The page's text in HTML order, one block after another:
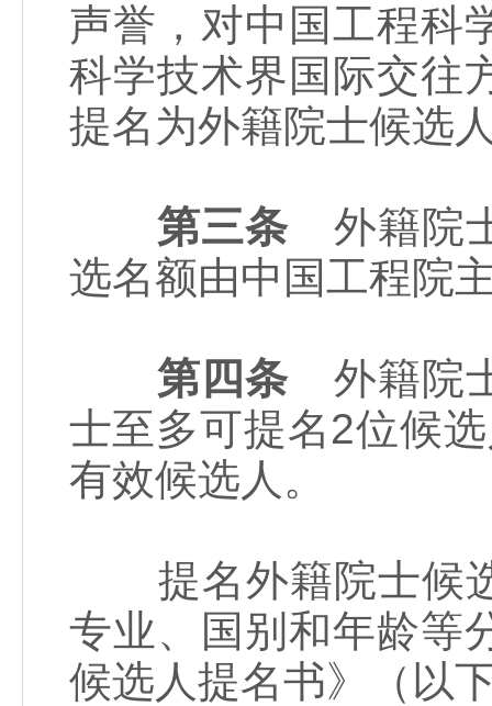
声誉，对中国工程科
科学技术界国际交往
提名为外籍院士候选
第三条 外籍院
选名额由中国工程院
第四条 外籍院
士至多可提名2位候
有效候选人。
提名外籍院士候选
专业、国别和年龄等
候选人提名书》（以